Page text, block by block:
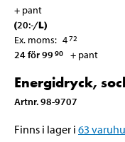
+ pant
(20:-/L)
Ex. moms: 472
24 för 99 90 + pant
Energidryck,
Artnr.98-9707
Finns i lager i 63